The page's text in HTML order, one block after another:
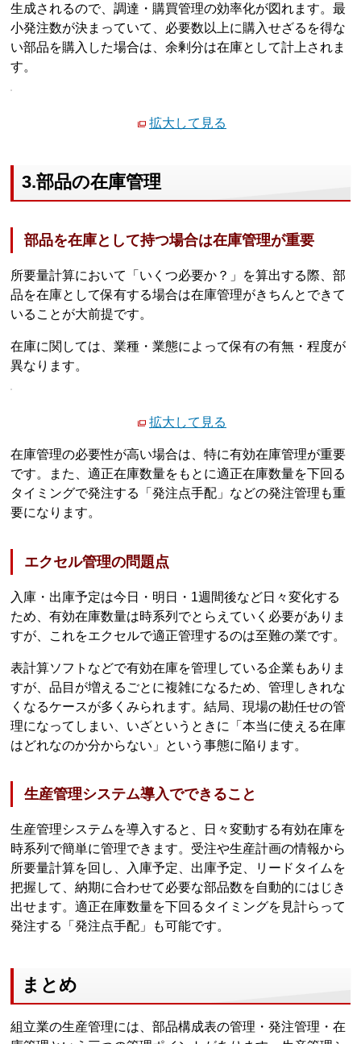
生成されるので、調達・購買管理の効率化が図れます。最
小発注数が決まっていて、必要数以上に購入せざるを得な
い部品を購入した場合は、余剰分は在庫として計上されま
す。
拡大して見る
3.部品の在庫管理
部品を在庫として持つ場合は在庫管理が重要
所要量計算において「いくつ必要か？」を算出する際、部
品を在庫として保有する場合は在庫管理がきちんとできて
いることが大前提です。
在庫に関しては、業種・業態によって保有の有無・程度が
異なります。
拡大して見る
在庫管理の必要性が高い場合は、特に有効在庫管理が重要
です。また、適正在庫数量をもとに適正在庫数量を下回る
タイミングで発注する「発注点手配」などの発注管理も重
要になります。
エクセル管理の問題点
入庫・出庫予定は今日・明日・1週間後など日々変化する
ため、有効在庫数量は時系列でとらえていく必要がありま
すが、これをエクセルで適正管理するのは至難の業です。
表計算ソフトなどで有効在庫を管理している企業もありま
すが、品目が増えるごとに複雑になるため、管理しきれな
くなるケースが多くみられます。結局、現場の勘任せの管
理になってしまい、いざというときに「本当に使える在庫
はどれなのか分からない」という事態に陥ります。
生産管理システム導入でできること
生産管理システムを導入すると、日々変動する有効在庫を
時系列で簡単に管理できます。受注や生産計画の情報から
所要量計算を回し、入庫予定、出庫予定、リードタイムを
把握して、納期に合わせて必要な部品数を自動的にはじき
出せます。適正在庫数量を下回るタイミングを見計らって
発注する「発注点手配」も可能です。
まとめ
組立業の生産管理には、部品構成表の管理・発注管理・在